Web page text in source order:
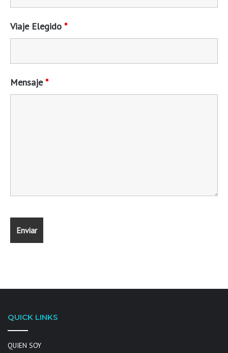
Viaje Elegido *
Mensaje*
QUICK LINKS
QUIEN SOY